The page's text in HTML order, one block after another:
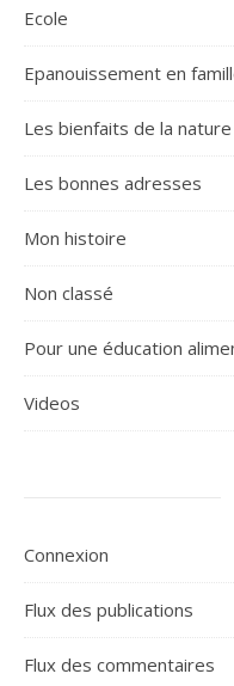
Ecole
Epanouissement en
Les bienfaits de la nature
Les bonnes adresses
Mon histoire
Non classé
Pour une éducation
Videos
Connexion
Flux des publications
Flux des commentaires